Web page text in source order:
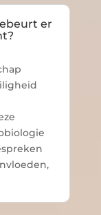
er